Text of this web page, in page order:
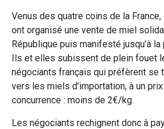
Venus des quatre coins de la
ont organisé une vente de miel
République puis manifesté jusqu’à
Ils et elles subissent de plein fouet
négociants français qui préfèrent se
vers les miels d’importation, à un
concurrence : moins de 2€/kg.
Les négociants rechignent donc à